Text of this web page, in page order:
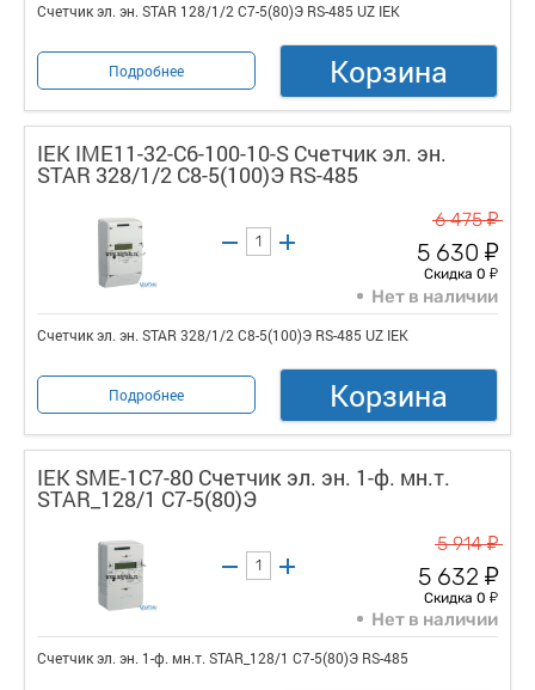
Счетчик эл. эн. STAR 128/1/2 С7-5(80)Э RS-485 UZ IEK
Подробнее Корзина
IEK IME11-32-C6-100-10-S Счетчик эл. эн.
STAR 328/1/2 С8-5(100)Э RS-485
6 475у
5 630 у
Скидка 0 у
Нет в наличии
Счетчик эл. эн. STAR 328/1/2 С8-5(100)Э RS-485 UZ IEK
Подробнее Корзина
IEK SME-1C7-80 Счетчик эл. эн. 1-ф. мн.т.
STAR_128/1 С7-5(80)Э
5 914у
5 632 у
Скидка 0 у
Нет в наличии
Счетчик эл. эн. 1-ф. мн.т. STAR_128/1 С7-5(80)Э RS-485